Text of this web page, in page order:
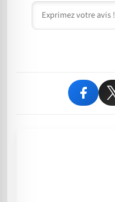
Commentaire